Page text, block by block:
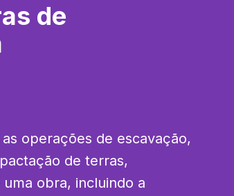
de
operações de escavação,
de terras,
obra, incluindo a